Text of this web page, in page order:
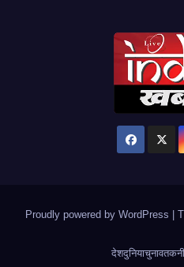
Proudly powered by WordPress
देशदुनियाचुनाव